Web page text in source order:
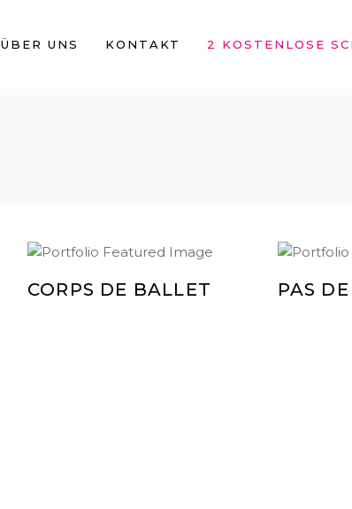
ÜBER UNS KONTAKT 2 KOSTENLOSE
CORPS DE BALLET PAS